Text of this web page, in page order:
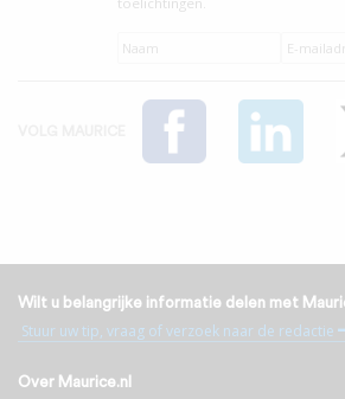
Naam
E-
Wilt u belangrijke informatie delen met
Stuur uw tip, vraag of verzoek naar de redactie
Over Maurice.nl